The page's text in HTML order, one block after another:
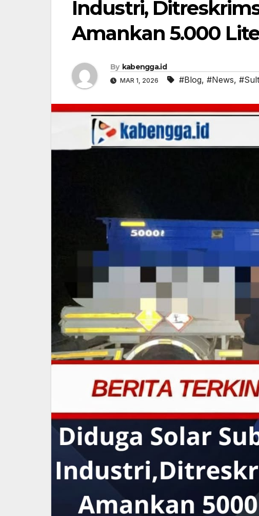
Industri,
Amankan 5.000
By kabengga.id
MAR 1, 2026 #Blog, #News,